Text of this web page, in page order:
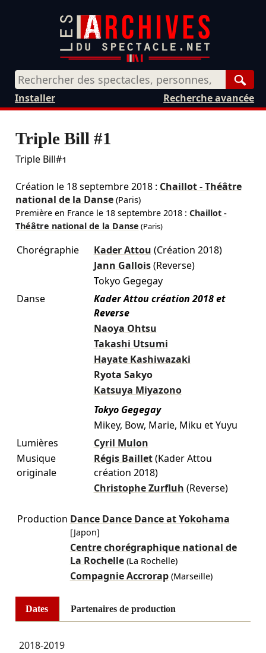
Recherche avancée
Installer
Triple Bill #1
Triple Bill#1
Création le 18 septembre 2018: Chaillot - Théâtre
national de la Danse(Paris)
Première en France le 18 septembre 2018: Chaillot -
Théâtre national de la Danse (Paris)
Chorégraphie Kader Attou (Création 2018)
Jann Gallois (Reverse)
Tokyo Gegegay
Danse
Kader Attou création 2018 et
Reverse
Naoya Ohtsu
Takashi Utsumi
Hayate Kashiwazaki
Ryota Sakyo
Katsuya Miyazono
Tokyo Gegegay
Mikey, Bow, Marie, Miku et Yuyu
Lumières
Cyril Mulon
Musique
originale
Régis Baillet (Kader Attou
création 2018)
Christophe Zurfluh (Reverse)
Production Dance Dance Dance at Yokohama
[Japon]
Centre chorégraphique national de
La Rochelle(La Rochelle)
Compagnie Accrorap(Marseille)
Dates Partenaires de production
2018-2019